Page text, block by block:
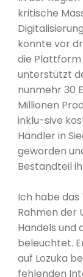
kritische
konnte vor
die
unterstützt
nunmehr 30
Millionen
inklu-sive
Händler in
geworden
Bestandteil
Ich habe das
Rahmen der
Handels und
beleuchtet.
auf Lozuka
fehlenden